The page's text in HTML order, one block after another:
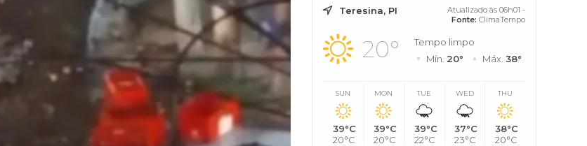
Teresina, PI
Atualizado às 06h01 -
Fonte: ClimaTempo
20°
Tempo limpo
Mín. 20° Máx. 38°
SUN
39°C
20°C
MON
39°C
20°C
TUE
39°C
22°C
WED
37°C
23°C
THU
38°C
20°C